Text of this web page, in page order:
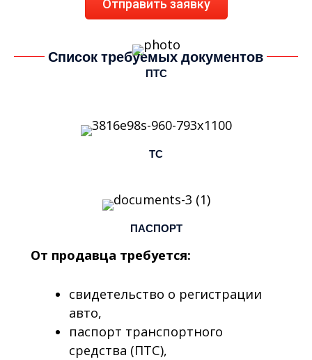
Отправить заявку
Список требуемых документов
ПТС
ТС
ПАСПОРТ
От продавца требуется:
свидетельство о регистрации
авто,
паспорт транспортного
средства (ПТС),